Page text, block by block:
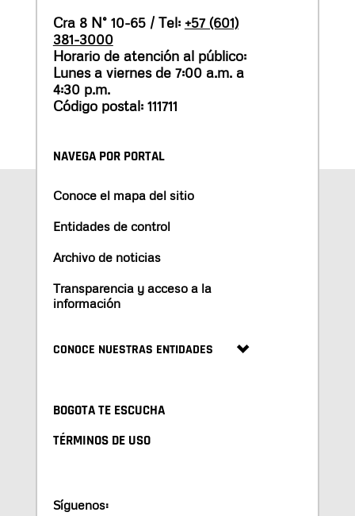
Cra 8 N° 10-65 / Tel: +57 (601)
381-3000
Horario de atención al público:
Lunes a viernes de 7:00 a.m. a
4:30 p.m.
Código postal: 111711
NAVEGA POR PORTAL
Conoce el mapa del sitio
Entidades de control
Archivo de noticias
Transparencia y acceso a la
información
CONOCE NUESTRAS ENTIDADES
BOGOTA TE ESCUCHA
TÉRMINOS DE USO
Síguenos: